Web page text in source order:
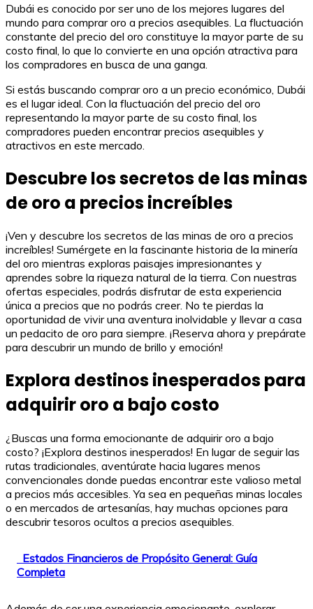
Dubái es conocido por ser uno de los mejores lugares del
mundo para comprar oro a precios asequibles. La fluctuación
constante del precio del oro constituye la mayor parte de su
costo final, lo que lo convierte en una opción atractiva para
los compradores en busca de una ganga.
Si estás buscando comprar oro a un precio económico, Dubái
es el lugar ideal. Con la fluctuación del precio del oro
representando la mayor parte de su costo final, los
compradores pueden encontrar precios asequibles y
atractivos en este mercado.
Descubre los secretos de las minas
de oro a precios increíbles
¡Ven y descubre los secretos de las minas de oro a precios
increíbles! Sumérgete en la fascinante historia de la minería
del oro mientras exploras paisajes impresionantes y
aprendes sobre la riqueza natural de la tierra. Con nuestras
ofertas especiales, podrás disfrutar de esta experiencia
única a precios que no podrás creer. No te pierdas la
oportunidad de vivir una aventura inolvidable y llevar a casa
un pedacito de oro para siempre. ¡Reserva ahora y prepárate
para descubrir un mundo de brillo y emoción!
Explora destinos inesperados para
adquirir oro a bajo costo
¿Buscas una forma emocionante de adquirir oro a bajo
costo? ¡Explora destinos inesperados! En lugar de seguir las
rutas tradicionales, aventúrate hacia lugares menos
convencionales donde puedas encontrar este valioso metal
a precios más accesibles. Ya sea en pequeñas minas locales
o en mercados de artesanías, hay muchas opciones para
descubrir tesoros ocultos a precios asequibles.
Estados Financieros de Propósito General: Guía
Completa